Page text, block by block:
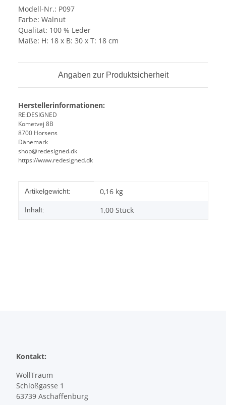
Modell-Nr.: P097
Farbe: Walnut
Qualität: 100 % Leder
Maße: H: 18 x B: 30 x T: 18 cm
Angaben zur Produktsicherheit
Herstellerinformationen:
RE:DESIGNED
Kometvej 8B
8700 Horsens
Dänemark
shop@redesigned.dk
https://www.redesigned.dk
Produkteigenschaft
Wert
Artikelgewicht: 0,16 kg
Inhalt: 1,00 Stück
Kontakt:
WollTraum
Schloßgasse 1
63739 Aschaffenburg